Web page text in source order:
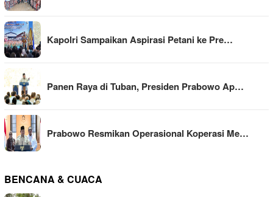
Kapolri Sampaikan Aspirasi Petani ke Pre…
Panen Raya di Tuban, Presiden Prabowo Ap…
Prabowo Resmikan Operasional Koperasi Me…
BENCANA & CUACA